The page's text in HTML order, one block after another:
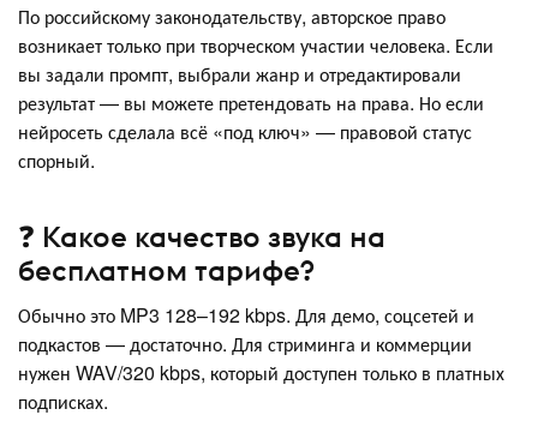
По российскому законодательству, авторское право
возникает только при творческом участии человека. Если
вы задали промпт, выбрали жанр и отредактировали
результат — вы можете претендовать на права. Но если
нейросеть сделала всё «под ключ» — правовой статус
спорный.
❓ Какое качество звука на
бесплатном тарифе?
Обычно это MP3 128–192 kbps. Для демо, соцсетей и
подкастов — достаточно. Для стриминга и коммерции
нужен WAV/320 kbps, который доступен только в платных
подписках.